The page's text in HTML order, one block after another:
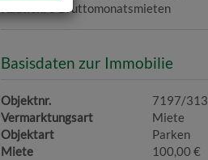
3 Bruttomonatsmieten
Basisdaten zur Immobilie
Objektnr.
7197/313
Vermarktungsart
Miete
Objektart
Parken
Miete
100,00 €